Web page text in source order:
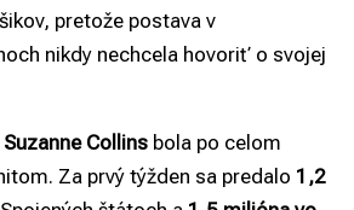
pretože postava v
nikdy nechcela hovoriť o svojej
Suzanne Collins bola po celom
Za prvý týžden sa predalo 1,2